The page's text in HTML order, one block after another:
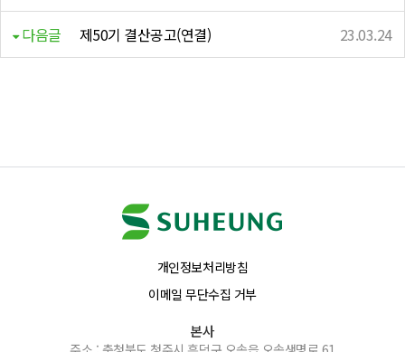
다음글 제50기 결산공고(연결) 23.03.24
개인정보처리방침
이메일 무단수집 거부
본사